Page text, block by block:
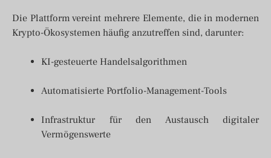
Die Plattform vereint mehrere Elemente, die in modernen
Krypto-Ökosystemen häufig anzutreffen sind, darunter:
KI-gesteuerte Handelsalgorithmen
Automatisierte Portfolio-Management-Tools
Infrastruktur für den Austausch digitaler
Vermögenswerte